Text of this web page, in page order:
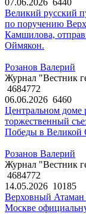
07.06.2026 6440
Великий русский
по поручению
Камшилова,
Оймякон.
Розанов Валерий
Журнал "Вестник
4684772
06.06.2026 6460
Центральном доме
торжественный
Победы в Великой
Розанов Валерий
Журнал "Вестник
4684772
14.05.2026 10185
Верховный
Москве